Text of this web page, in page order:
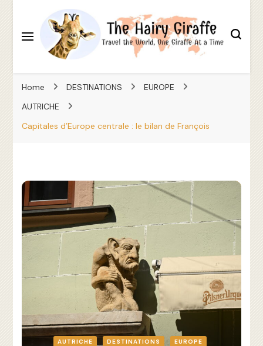
The Hairy Giraffe
Home
DESTINATIONS
EUROPE
AUTRICHE
Capitales d’Europe centrale : le bilan de François
AUTRICHE DESTINATIONS EUROPE